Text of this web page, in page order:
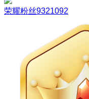
荣耀粉丝9321092